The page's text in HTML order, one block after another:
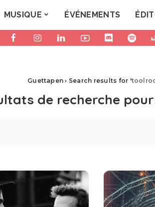
MUSIQUE ÉVÉNEMENTS
Guettapen › Search results for '
de recherche